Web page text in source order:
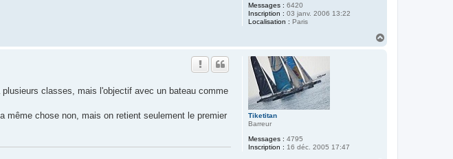
Messages : 6420
Inscription : 03 janv. 2006 13:22
Localisation : Paris
Tiketitan
Barreur
Messages : 4795
Inscription : 16 déc. 2005 17:47
classes, mais l'objectif avec un bateau comme
même chose non, mais on retient seulement le premier